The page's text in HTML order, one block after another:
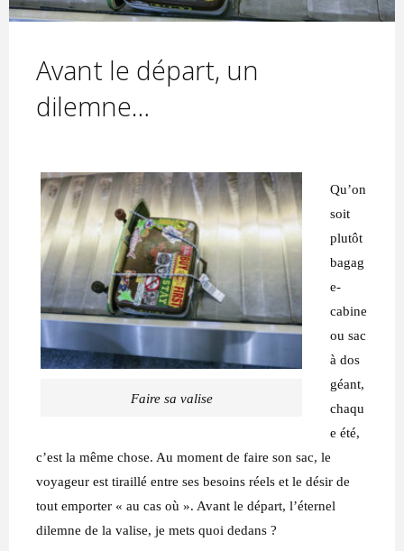
Avant le départ, un
dilemne…
Faire sa valise
Qu’on
soit
plutôt
bagag
e-
cabine
ou sac
à dos
géant,
chaqu
e été,
c’est la même chose. Au moment de faire son sac, le
voyageur est tiraillé entre ses besoins réels et le désir de
tout emporter « au cas où ». Avant le départ, l’éternel
dilemne de la valise, je mets quoi dedans ?